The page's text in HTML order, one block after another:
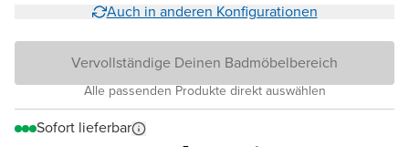
Auch in anderen Konfigurationen
Vervollständige Deinen Badmöbelbereich
Alle passenden Produkte direkt auswählen
Sofort lieferbar